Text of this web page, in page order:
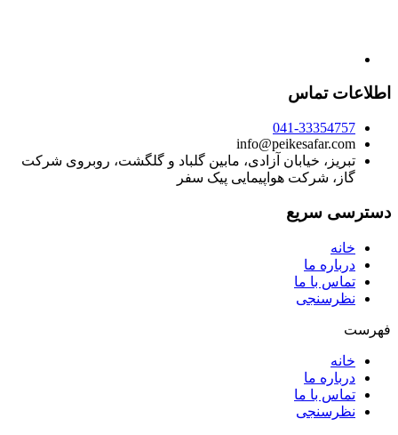
اطلاعات تماس
041-33354757
info@peikesafar.com
تبریز، خیابان آزادی، مابین گلباد و گلگشت، روبروی شرکت
گاز، شرکت هواپیمایی پیک سفر
دسترسی سریع
خانه
درباره ما
تماس با ما
نظرسنجی
فهرست
خانه
درباره ما
تماس با ما
نظرسنجی